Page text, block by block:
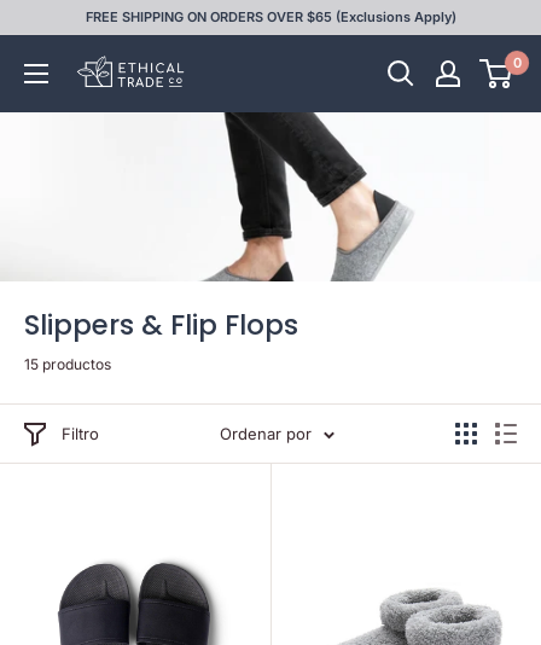
FREE SHIPPING ON ORDERS OVER $65 (Exclusions Apply)
Ethical
0
Slippers & Flip Flops
15 productos
Filtro Ordenar por